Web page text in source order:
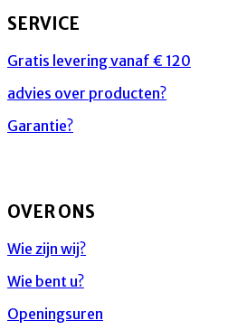
SERVICE
Gratis levering vanaf € 120
advies over producten?
Garantie?
OVER ONS
Wie zijn wij?
Wie bent u?
Openingsuren